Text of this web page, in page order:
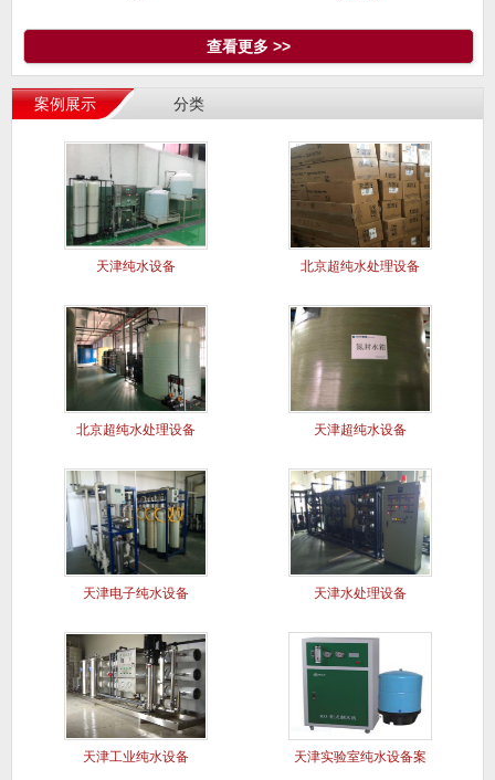
查看更多 >>
案例展示 分类
天津纯水设备 北京超纯水处理设备
北京超纯水处理设备 天津超纯水设备
天津电子纯水设备 天津水处理设备
天津工业纯水设备 天津实验室纯水设备案